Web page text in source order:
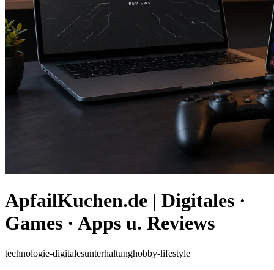
ApfailKuchen.de | Digitales ·
Games · Apps u. Reviews
technologie-digitalesunterhaltunghobby-lifestyle